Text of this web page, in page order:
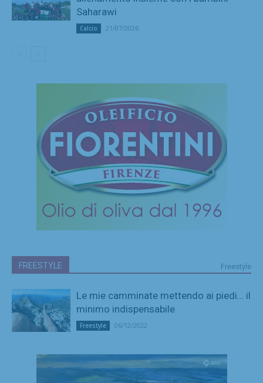
Saharawi
Calcio 21/07/2026
FREESTYLE Freestyle
Le mie camminate mettendo ai piedi… il
minimo indispensabile
Freestyle 06/12/2022